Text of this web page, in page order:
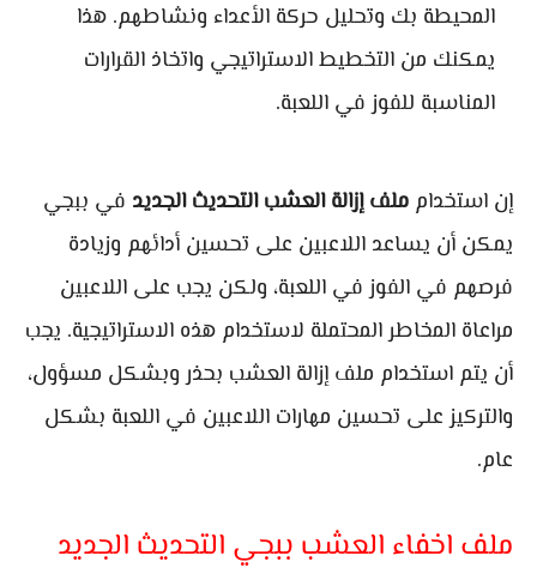
المحيطة بك وتحليل حركة الأعداء ونشاطهم. هذا
يمكنك من التخطيط الاستراتيجي واتخاذ القرارات
المناسبة للفوز في اللعبة.
إن استخدام ملف إزالة العشب التحديث الجديد في ببجي
يمكن أن يساعد اللاعبين على تحسين أدائهم وزيادة
فرصهم في الفوز في اللعبة، ولكن يجب على اللاعبين
مراعاة المخاطر المحتملة لاستخدام هذه الاستراتيجية. يجب
أن يتم استخدام ملف إزالة العشب بحذر وبشكل مسؤول،
والتركيز على تحسين مهارات اللاعبين في اللعبة بشكل
عام.
ملف اخفاء العشب ببجي التحديث الجديد